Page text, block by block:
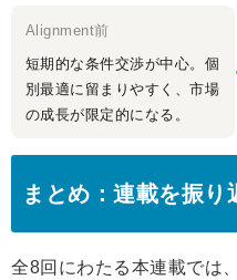
Alignment前
短期的な条件交渉が中心。個
別最適に留まりやすく、市場
の成長が限定的になる。
まとめ：連載を振り
全8回にわたる本連載では